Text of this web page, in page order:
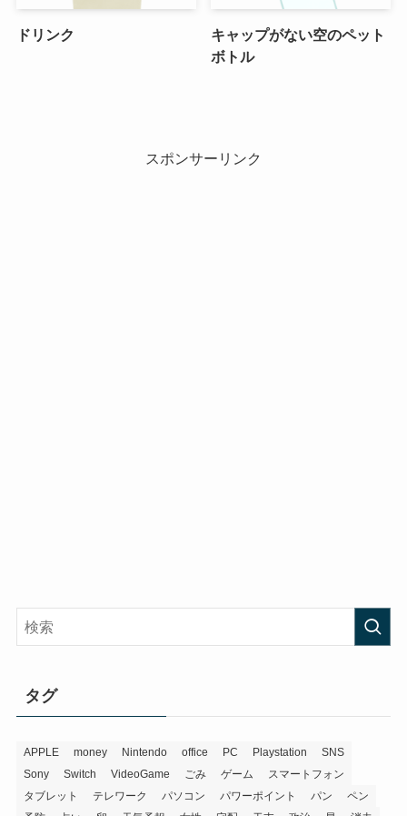
ドリンク
キャップがない空のペット
ボトル
スポンサーリンク
タグ
APPLE money Nintendo office PC Playstation
SNS
Sony
Switch VideoGame ごみ ゲーム
スマートフォン
タブレット
テレワーク パソコン パワーポイント パン
ペン